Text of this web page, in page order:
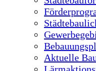
Aktuelle